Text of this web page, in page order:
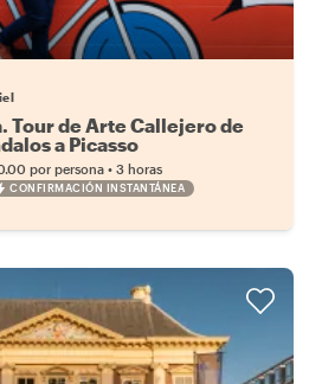
Tour de Arte Callejero de
a Picasso
por persona • 3 horas
CONFIRMACIÓN INSTANTÁNEA